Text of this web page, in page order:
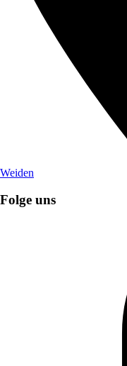
Weiden
Folge uns